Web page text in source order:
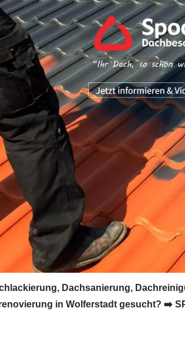
Dachsanierung,
in Wolferstadt gesucht? ➡️